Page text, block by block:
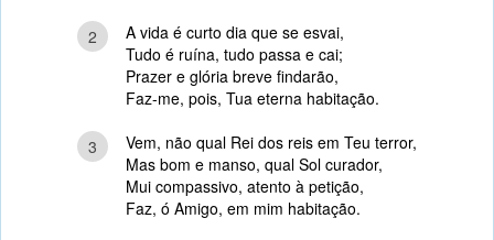
2
A vida é curto dia que se esvai,
Tudo é ruína, tudo passa e cai;
Prazer e glória breve findarão,
Faz-me, pois, Tua eterna habitação.
3
Vem, não qual Rei dos reis em Teu terror,
Mas bom e manso, qual Sol curador,
Mui compassivo, atento à petição,
Faz, ó Amigo, em mim habitação.